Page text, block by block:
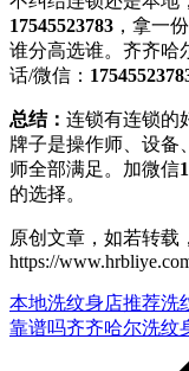
17545523783 ，拿一
谁分高选谁。齐齐哈
话/微信：
总结： 连锁有连锁的
牌子是操作师、设备
师全部满足。加微信
的选择。
原创文章，如若转载
https://
本地洗纹身店推荐洗
靠谱吗齐齐哈尔洗纹